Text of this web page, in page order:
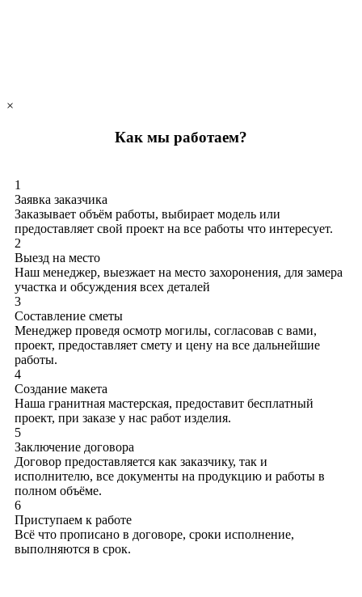
×
Как мы работаем?
1
Заявка заказчика
Заказывает объём работы, выбирает модель или
предоставляет свой проект на все работы что интересует.
2
Выезд на место
Наш менеджер, выезжает на место захоронения, для замера
участка и обсуждения всех деталей
3
Составление сметы
Менеджер проведя осмотр могилы, согласовав с вами,
проект, предоставляет смету и цену на все дальнейшие
работы.
4
Создание макета
Наша гранитная мастерская, предоставит бесплатный
проект, при заказе у нас работ изделия.
5
Заключение договора
Договор предоставляется как заказчику, так и
исполнителю, все документы на продукцию и работы в
полном объёме.
6
Приступаем к работе
Всё что прописано в договоре, сроки исполнение,
выполняются в срок.